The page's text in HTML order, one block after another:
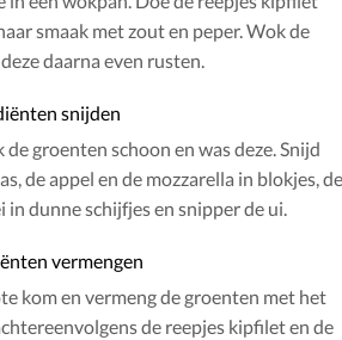
smaak met zout en peper. Wok de
daarna even rusten.
snijden
groenten schoon en was deze. Snijd
de appel en de mozzarella in blokjes, de
in dunne schijfjes en snipper de ui.
vermengen
kom en vermeng de groenten met het
de reepjes kipfilet en de